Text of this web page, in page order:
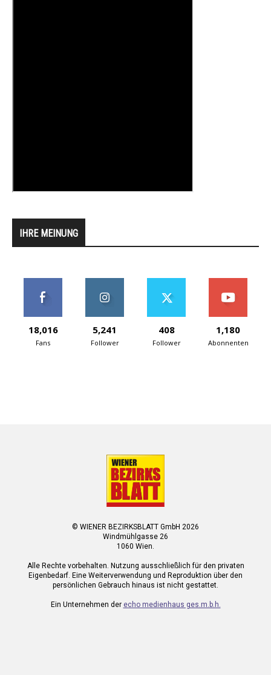
IHRE MEINUNG
18,016
Fans
5,241
Follower
408
Follower
1,180
Abonnenten
© WIENER BEZIRKSBLATT GmbH 2026
Windmühlgasse 26
1060 Wien.
Alle Rechte vorbehalten. Nutzung ausschließlich für den privaten
Eigenbedarf. Eine Weiterverwendung und Reproduktion über den
persönlichen Gebrauch hinaus ist nicht gestattet.
Ein Unternehmen der echo medienhaus ges.m.b.h.